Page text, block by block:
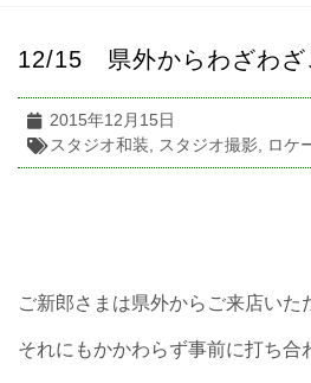
12/15 県外からわざわざ
2015年12月15日
スタジオ和装
スタジオ撮影 ロケ
ご新郎さまは県外からご来店いた
それにもかかわらず事前に打ち合